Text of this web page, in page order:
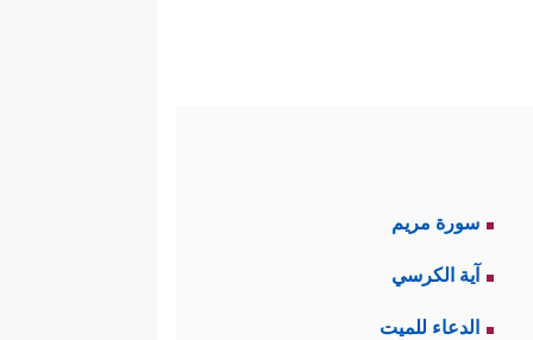
سورة مريم
آية الكرسي
الدعاء للميت